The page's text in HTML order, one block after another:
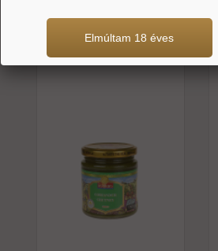
Koriander chutney
médium -truly indian
Elmúltam 18 éves